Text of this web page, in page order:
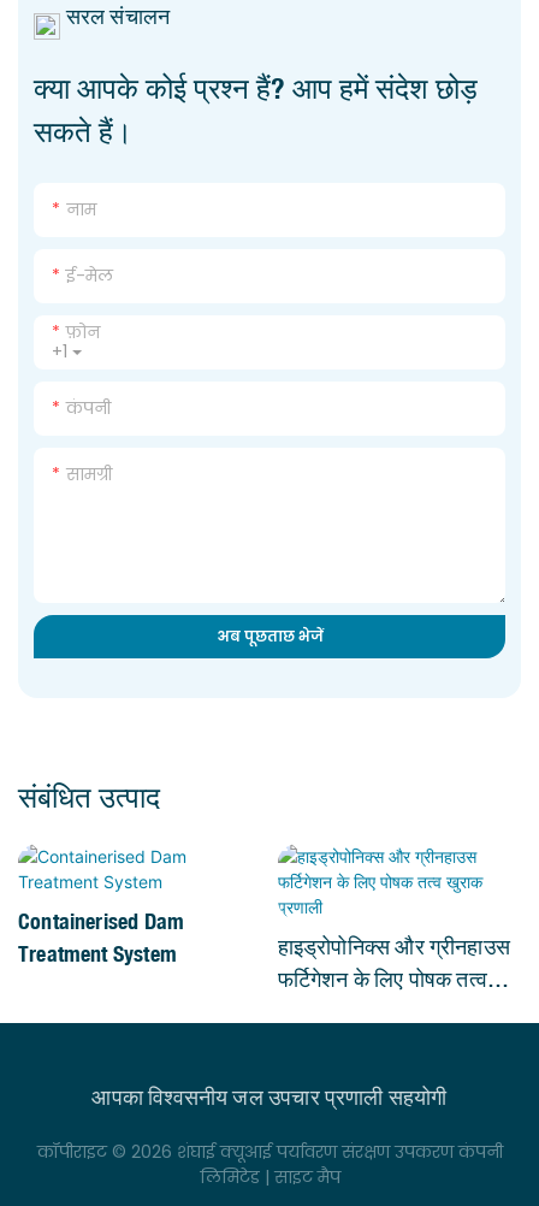
सरल संचालन
क्या आपके कोई प्रश्न हैं? आप हमें संदेश छोड़
सकते हैं।
नाम
ई-मेल
+1
फ़ोन
कंपनी
सामग्री
अब पूछताछ भेजें
संबंधित उत्पाद
Containerised Dam
Treatment System
हाइड्रोपोनिक्स और ग्रीनहाउस
फर्टिगेशन के लिए पोषक तत्व
आपका विश्वसनीय जल उपचार प्रणाली सहयोगी
कॉपीराइट © 2026 शंघाई क्यूआई पर्यावरण संरक्षण उपकरण कंपनी
लिमिटेड | साइट मैप